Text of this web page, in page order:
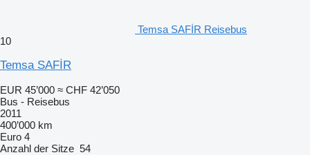
Temsa SAFİR Reisebus
10
Temsa SAFİR
EUR 45’000 ≈ CHF 42’050
Bus - Reisebus
2011
400’000 km
Euro 4
Anzahl der Sitze 54